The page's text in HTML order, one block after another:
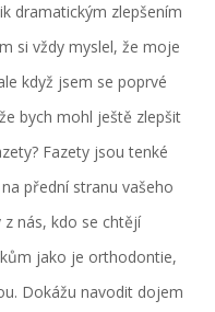
dramatickým zlepšením
si vždy myslel, že moje
když jsem se poprvé
bych mohl ještě zlepšit
Fazety jsou tenké
přední stranu vašeho
z nás, kdo se chtějí
jako je orthodontie,
Dokážu navodit dojem